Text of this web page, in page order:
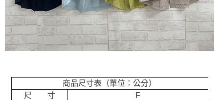
商品尺寸表（單位：公分）
尺 寸
F